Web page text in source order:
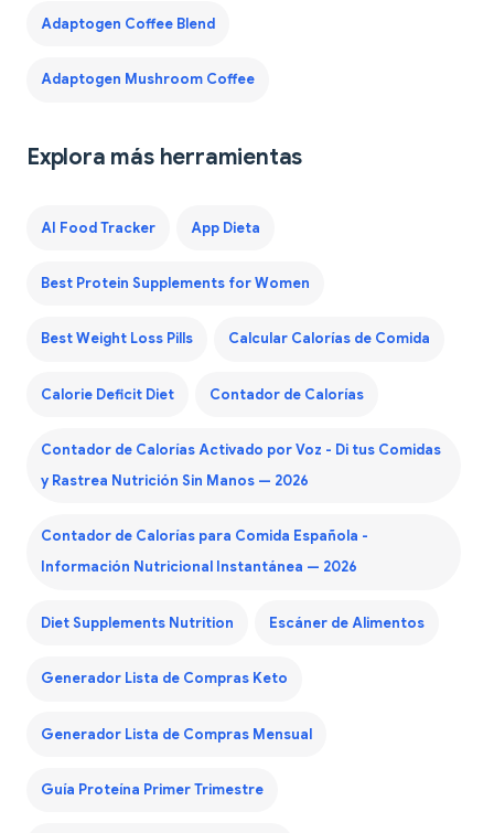
Adaptogen Coffee Blend
Adaptogen Mushroom Coffee
Explora más herramientas
AI Food Tracker App Dieta
Best Protein Supplements for Women
Best Weight Loss Pills Calcular Calorías de Comida
Calorie Deficit Diet Contador de Calorías
Contador de Calorías Activado por Voz - Di tus Comidas
y Rastrea Nutrición Sin Manos — 2026
Contador de Calorías para Comida Española -
Información Nutricional Instantánea — 2026
Diet Supplements Nutrition Escáner de Alimentos
Generador Lista de Compras Keto
Generador Lista de Compras Mensual
Guía Proteína Primer Trimestre